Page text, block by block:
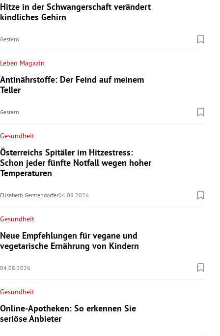
Hitze in der Schwangerschaft verändert
kindliches Gehirn
Gestern
Leben Magazin
Antinährstoffe: Der Feind auf meinem
Teller
Gestern
Gesundheit
Österreichs Spitäler im Hitzestress:
Schon jeder fünfte Notfall wegen hoher
Temperaturen
Elisabeth Gerstendorfer04.08.2026
Gesundheit
Neue Empfehlungen für vegane und
vegetarische Ernährung von Kindern
04.08.2026
Gesundheit
Online-Apotheken: So erkennen Sie
seriöse Anbieter